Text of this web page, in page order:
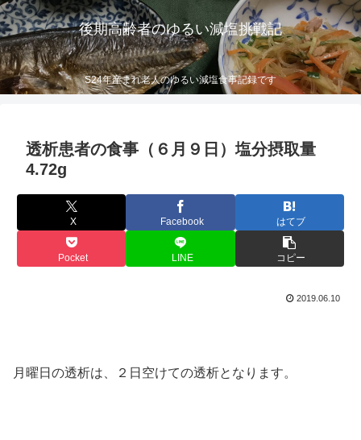
後期高齢者のゆるい減塩挑戦記
S24年産まれ老人のゆるい減塩食事記録です
透析患者の食事（６月９日）塩分摂取量
4.72g
X Facebook はてブ
Pocket LINE コピー
2019.06.10
月曜日の透析は、２日空けての透析となります。